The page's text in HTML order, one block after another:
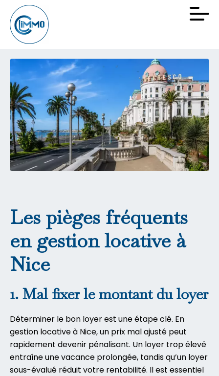
Les pièges fréquents
en gestion locative à
Nice
1. Mal fixer le montant du loyer
Déterminer le bon loyer est une étape clé. En
gestion locative à Nice, un prix mal ajusté peut
rapidement devenir pénalisant. Un loyer trop élevé
entraîne une vacance prolongée, tandis qu’un loyer
sous-évalué réduit votre rentabilité. Il est essentiel